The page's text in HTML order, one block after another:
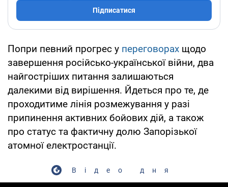
Підписатися
Попри певний прогрес у переговорах щодо
завершення російсько-української війни, два
найгостріших питання залишаються
далекими від вирішення. Йдеться про те, де
проходитиме лінія розмежування у разі
припинення активних бойових дій, а також
про статус та фактичну долю Запорізької
атомної електростанції.
Відео дня